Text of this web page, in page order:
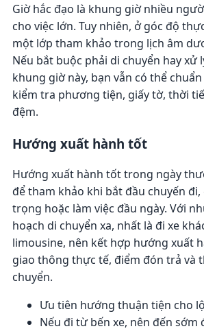
Giờ hắc đạo là khung giờ nhiều
cho việc lớn. Tuy nhiên, ở góc độ
một lớp tham khảo trong lịch âm
Nếu bắt buộc phải di chuyển hay xử
khung giờ này, bạn vẫn có thể
kiểm tra phương tiện, giấy tờ, thời
đệm.
Hướng xuất hành tốt
Hướng xuất hành tốt trong ngày
để tham khảo khi bắt đầu chuyến
trọng hoặc làm việc đầu ngày. Với
hoạch di chuyển xa, nhất là đi xe
limousine, nên kết hợp hướng xuất
giao thông thực tế, điểm đón trả và
chuyển.
Ưu tiên hướng thuận tiện cho
Nếu đi từ bến xe, nên đến sớm